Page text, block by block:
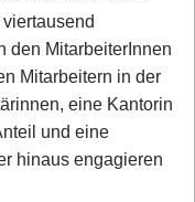
den MitarbeiterInnen
Mitarbeitern in der
eine Kantorin
und eine
hinaus engagieren